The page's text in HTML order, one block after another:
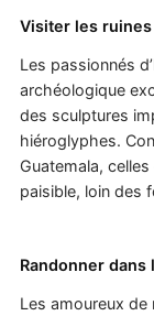
Visiter les ruines
Les passionnés
archéologique
des sculptures
hiéroglyphes.
Guatemala,
paisible, loin des
Randonner dans
Les amoureux de